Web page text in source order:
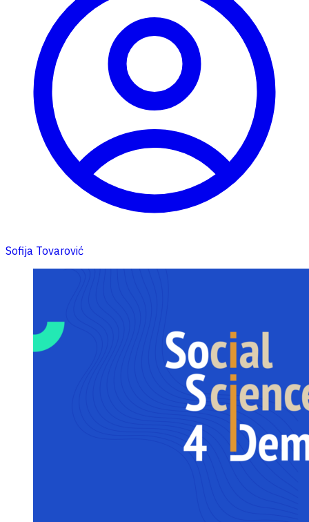
Sofija Tovarović